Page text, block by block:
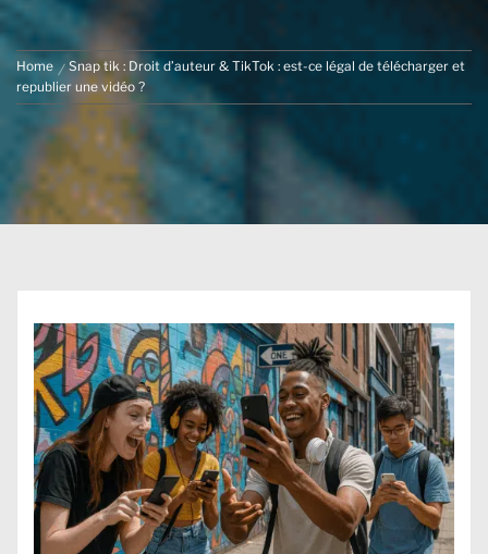
Home
Snap tik : Droit d’auteur & TikTok : est-ce légal de télécharger et
republier une vidéo ?